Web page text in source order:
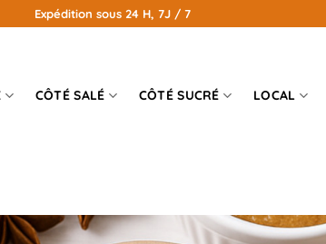
Expédition sous 24 H, 7J / 7
CÔTÉ SALÉ CÔTÉ SUCRÉ LOCAL